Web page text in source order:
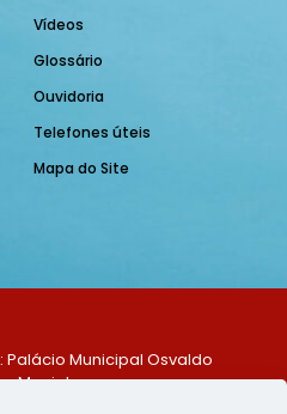
Vídeos
Glossário
Ouvidoria
Telefones úteis
Mapa do Site
Palácio Municipal Osvaldo
Maciel